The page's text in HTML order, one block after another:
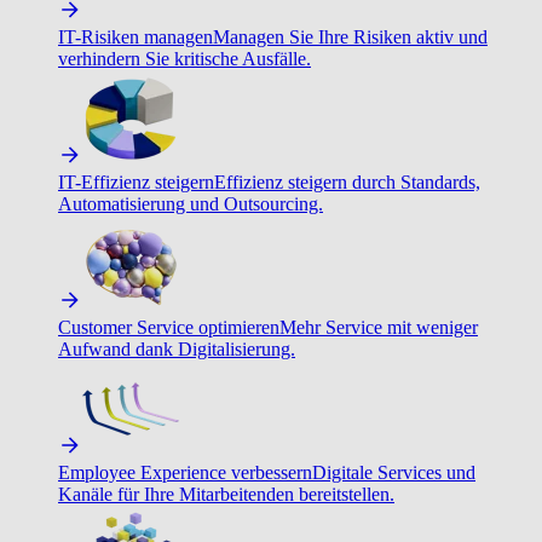
IT-Risiken managenManagen Sie Ihre Risiken aktiv und
verhindern Sie kritische Ausfälle.
IT-Effizienz steigernEffizienz steigern durch Standards,
Automatisierung und Outsourcing.
Customer Service optimierenMehr Service mit weniger
Aufwand dank Digitalisierung.
Employee Experience verbessernDigitale Services und
Kanäle für Ihre Mitarbeitenden bereitstellen.